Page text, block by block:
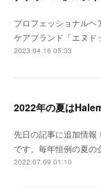
プロフェッショナルヘ
ケアブランド「エヌ
2023.04.16 05:33
先日の記事に追加情報
です。毎年恒例の夏
2022.07.09 01:10